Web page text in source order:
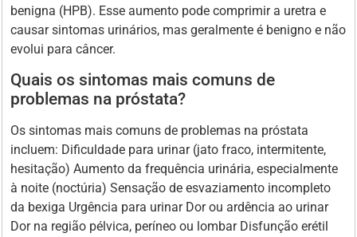
benigna (HPB). Esse aumento pode comprimir a uretra e
causar sintomas urinários, mas geralmente é benigno e não
evolui para câncer.
Quais os sintomas mais comuns de
problemas na próstata?
Os sintomas mais comuns de problemas na próstata
incluem: Dificuldade para urinar (jato fraco, intermitente,
hesitação) Aumento da frequência urinária, especialmente
à noite (noctúria) Sensação de esvaziamento incompleto
da bexiga Urgência para urinar Dor ou ardência ao urinar
Dor na região pélvica, períneo ou lombar Disfunção erétil